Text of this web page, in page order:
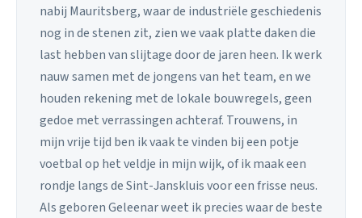
nabij Mauritsberg, waar de industriële geschiedenis
nog in de stenen zit, zien we vaak platte daken die
last hebben van slijtage door de jaren heen. Ik werk
nauw samen met de jongens van het team, en we
houden rekening met de lokale bouwregels, geen
gedoe met verrassingen achteraf. Trouwens, in
mijn vrije tijd ben ik vaak te vinden bij een potje
voetbal op het veldje in mijn wijk, of ik maak een
rondje langs de Sint-Janskluis voor een frisse neus.
Als geboren Geleenar weet ik precies waar de beste